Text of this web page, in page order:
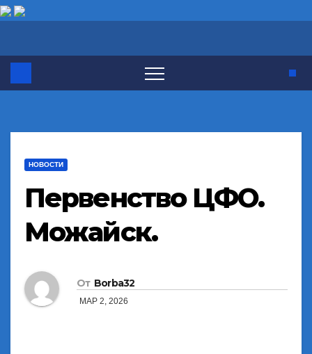
НОВОСТИ
Первенство ЦФО.
Можайск.
От Borba32
МАР 2, 2026